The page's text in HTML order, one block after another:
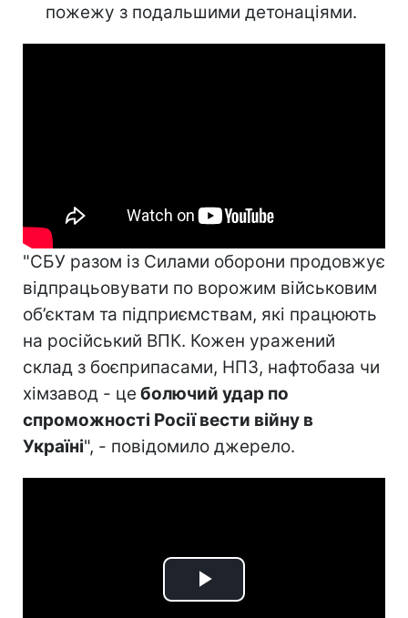
пожежу з подальшими детонаціями.
"СБУ разом із Силами оборони продовжує
відпрацьовувати по ворожим військовим
об’єктам та підприємствам, які працюють
на російський ВПК. Кожен уражений
склад з боєприпасами, НПЗ, нафтобаза чи
хімзавод - це болючий удар по
спроможності Росії вести війну в
Україні", - повідомило джерело.
Play